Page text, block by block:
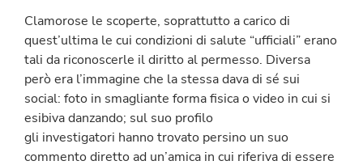
Clamorose le scoperte, soprattutto a carico di
quest’ultima le cui condizioni di salute “ufficiali” erano
tali da riconoscerle il diritto al permesso. Diversa
però era l’immagine che la stessa dava di sé sui
social: foto in smagliante forma fisica o video in cui si
esibiva danzando; sul suo profilo
gli investigatori hanno trovato persino un suo
commento diretto ad un’amica in cui riferiva di essere